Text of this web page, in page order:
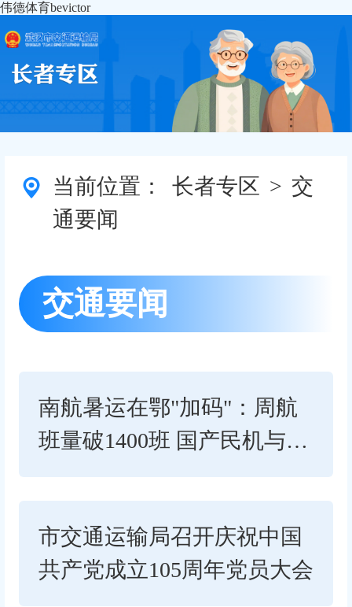
伟德体育bevictor
当前位置： 长者专区 > 交
通要闻
交通要闻
南航暑运在鄂"加码"：周航
班量破1400班 国产民机与快
市交通运输局召开庆祝中国
共产党成立105周年党员大会